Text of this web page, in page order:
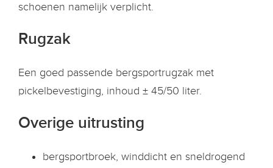
schoenen namelijk verplicht.
Rugzak
Een goed passende bergsportrugzak met
pickelbevestiging, inhoud ± 45/50 liter.
Overige uitrusting
bergsportbroek, winddicht en sneldrogend